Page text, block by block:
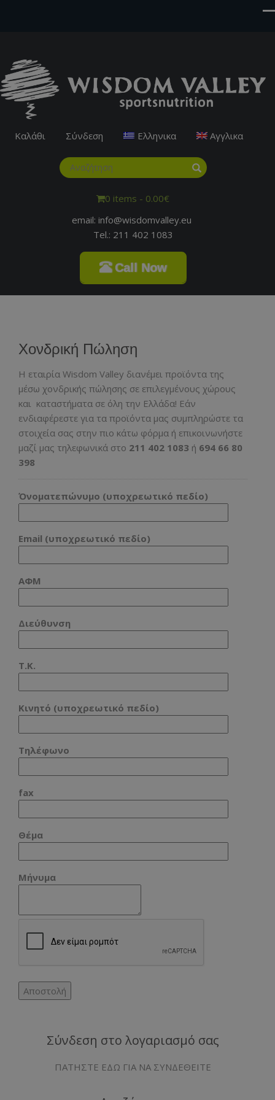
Καλάθι Σύνδεση Ελληνικα Αγγλικα
0 items - 0.00€
email: info@wisdomvalley.eu
Tel.: 211 402 1083
Call Now
Χονδρική Πώληση
H εταιρία Wisdom Valley διανέμει προϊόντα της
μέσω χονδρικής πώλησης σε επιλεγμένους χώρους
και καταστήματα σε όλη την Ελλάδα! Εάν
ενδιαφέρεστε για τα προϊόντα μας συμπληρώστε τα
στοιχεία σας στην πιο κάτω φόρμα ή επικοινωνήστε
μαζί μας τηλεφωνικά στο 211 402 1083 ή 694 66 80
398
Όνοματεπώνυμο (υποχρεωτικό πεδίο)
Email (υποχρεωτικό πεδίο)
ΑΦΜ
Διεύθυνση
T.K.
Κινητό (υποχρεωτικό πεδίο)
Τηλέφωνο
fax
Θέμα
Μήνυμα
Σύνδεση στο λογαριασμό σας
ΠΑΤΗΣΤΕ ΕΔΩ ΓΙΑ ΝΑ ΣΥΝΔΕΘΕΙΤΕ